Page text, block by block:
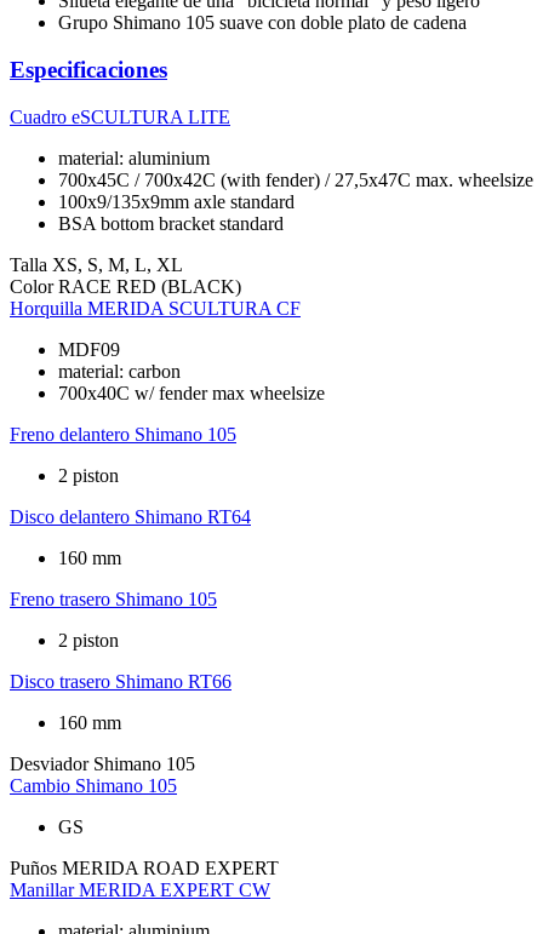
Grupo Shimano 105 suave con doble plato de cadena
Especificaciones
Cuadro eSCULTURA LITE
material: aluminium
700x45C / 700x42C (with fender) / 27,5x47C max. wheelsize
100x9/135x9mm axle standard
BSA bottom bracket standard
Talla XS, S, M, L, XL
Color RACE RED (BLACK)
Horquilla MERIDA SCULTURA CF
MDF09
material: carbon
700x40C w/ fender max wheelsize
Freno delantero Shimano 105
2 piston
Disco delantero Shimano RT64
160 mm
Freno trasero Shimano 105
2 piston
Disco trasero Shimano RT66
160 mm
Desviador Shimano 105
Cambio Shimano 105
GS
Puños MERIDA ROAD EXPERT
Manillar MERIDA EXPERT CW